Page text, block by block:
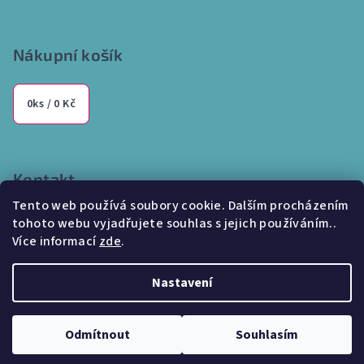
Tento web používá soubory cookie. Dalším procházením
tohoto webu vyjadřujete souhlas s jejich používáním..
Více informacízde.
Nastavení
Odmítnout Souhlasím
Nákupní košík
0ks / 0 Kč
Kontakt
info @internetparfem.cz
603 100 829
Internetparfem.cz
Vytvořil Shoptet